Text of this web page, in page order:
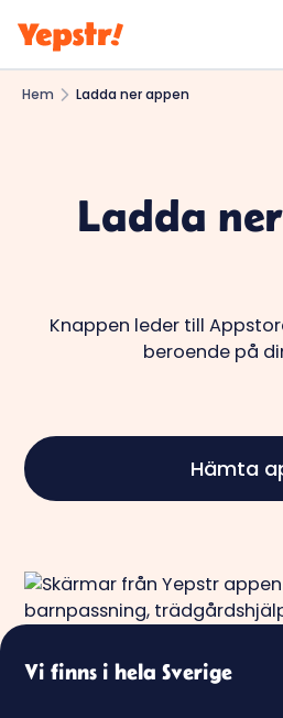
Hem Ladda ner appen
Ladda
Knappen leder till
beroende på
Hämta
Vi finns i hela Sverige